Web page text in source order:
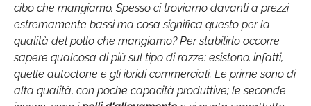
cibo che mangiamo. Spesso ci troviamo davanti a prezzi
estremamente bassi ma cosa significa questo per la
qualità del pollo che mangiamo? Per stabilirlo occorre
sapere qualcosa di più sul tipo di razze: esistono, infatti,
quelle autoctone e gli ibridi commerciali. Le prime sono di
alta qualità, con poche capacità produttive; le seconde